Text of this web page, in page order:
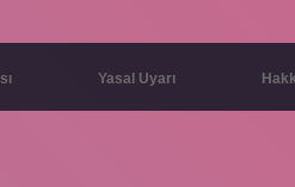
Yasal Uyarı